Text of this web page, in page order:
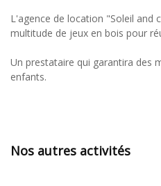
L'agence de location "Soleil and
multitude de jeux en bois pour
Un prestataire qui garantira des
enfants.
Nos autres activités